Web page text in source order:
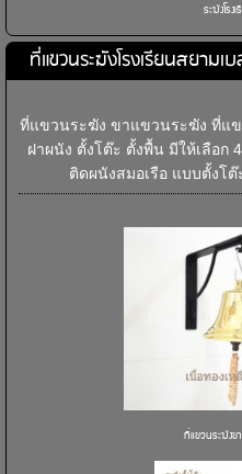
ระฆังโรง
ที่แขวนระฆังโรงเรียนสยามเ
ที่แขวนระฆัง ขาแขวนระฆัง ที่แข
ฝาผนัง ตั้งโต๊ะ ตั้งพื้น มีให้เลือก
ติดผนังสมอเรือ แบบตั้งโ
ที่แขวนระฆังข